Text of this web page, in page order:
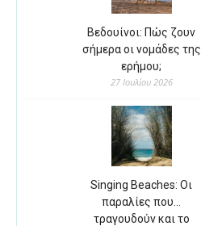
Βεδουίνοι: Πώς ζουν
σήμερα οι νομάδες της
ερήμου;
27 Ιουλίου 2026
Singing Beaches: Οι
παραλίες που…
τραγουδούν και το